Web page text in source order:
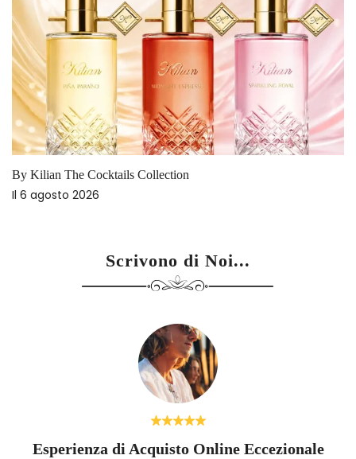
By Kilian The Cocktails Collection
Il 6 agosto 2026
Scrivono di Noi...
Esperienza di Acquisto Online Eccezionale